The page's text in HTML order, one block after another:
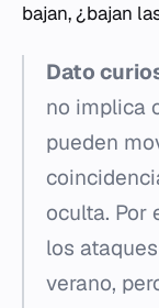
bajan, ¿bajan
Dato
no implica
pueden
oculta. Por
los
verano,